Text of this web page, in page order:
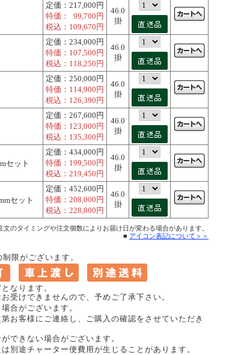
定価： 217,000円
特価：
99,700円
税込： 109,670円
46.0
掛
定価： 234,000円
特価： 107,500円
税込： 118,250円
46.0
掛
定価： 250,000円
特価： 114,900円
税込： 126,390円
46.0
掛
定価： 267,600円
特価： 123,000円
税込： 135,300円
46.0
掛
セット
定価： 434,000円
特価： 199,500円
税込： 219,450円
46.0
掛
セット
定価： 452,600円
特価： 208,000円
税込： 228,800円
46.0
掛
のタイミングや注文個数によりお届け日が変わる場合があります。
■ アイコン表記について＞＞
限がございます。
なります。
受けできませんので、予めご了承下さい。
合がございます。
お客様にご連絡し、ご購入の確認をさせていただき
できない場合がございます。
別途チャーター便費用が生じることがあります。